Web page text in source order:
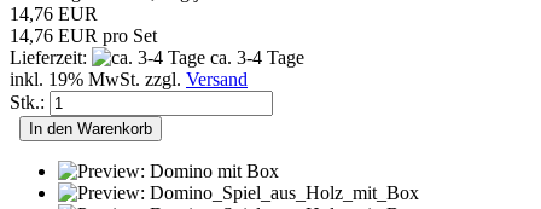
14,76 EUR
14,76 EUR pro Set
Lieferzeit:
ca. 3-4 Tage
inkl. 19% MwSt. zzgl. Versand
Stk.:
In den Warenkorb